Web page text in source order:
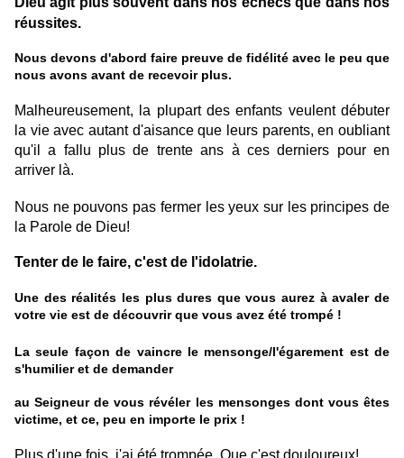
réussites.
Nous devons d'abord faire preuve de fidélité avec le peu que
nous avons avant de recevoir plus.
Malheureusement, la plupart des enfants veulent débuter
la vie avec autant d'aisance que leurs parents, en oubliant
qu'il a fallu plus de trente ans à ces derniers pour en
arriver là.
Nous ne pouvons pas fermer les yeux sur les principes de
la Parole de Dieu!
Tenter de le faire, c'est de l'idolatrie.
Une des réalités les plus dures que vous aurez à avaler de
votre vie est de découvrir que vous avez été trompé !
La seule façon de vaincre le mensonge/l'égarement est de
s'humilier et de demander
au Seigneur de vous révéler les mensonges dont vous êtes
victime, et ce, peu en importe le prix !
Plus d'une fois, j'ai été trompée. Que c'est douloureux!